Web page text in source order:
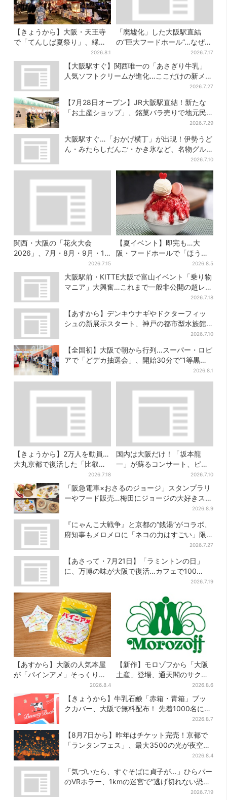
【きょうから】大阪・天王寺
で「てんしば夏祭り」、縁日
や盆踊り…涼しいスプラッシ
ュタイムも！2日間だけ
2026.8.1
「廃墟化」した大阪駅直結
の“巨大フードホール”…なぜ？
実は、梅田ランチ＆カフェの
穴場だった
2026.7.17
【大阪駅すぐ】関西唯一の「あさぎり牛乳」
人気ソフトクリームが進化…ここだけの新メニ
2026.7.27
【7月28日オープン】JR大阪駅直結！新たな
「お土産ショップ」、銘菓バラ売りで地元民
2026.7.29
大阪駅すぐ…「おかげ横丁」が出現！伊勢うど
ん・みたらしだんご・かき氷など、名物グル
2026.7.10
関西・大阪の「花火大会
2026」、7月・8月・9月・10
2026.7.15
【夏イベント】即完も…大
阪・フードホールで「ほうせ
き箱」の“限定かき氷”が復
活！一夜限りの盆踊りも
2026.8.5
大阪駅前・KITTE大阪で富山イベント「乗り物
マニア」大興奮…これまで一般非公開の超レア
2026.7.18
【あすから】デンキウナギやドクターフィッ
シュの新展示スタート、神戸の都市型水族館
2026.7.10
【全国初】大阪で朝から行列…スーパー・ロピ
アで「どデカ抽選会」、開始30分で“1等黒毛
2026.8.1
【きょうから】2万人を動員…
大丸京都で復活した「比叡山
お化け屋敷」、コース延長
で“怖さ”パワーアップ
2026.7.18
国内は大阪だけ！「坂本龍
一」が蘇るコンサート、ピア
ノを弾く姿を間近で…“涙腺が
崩壊”と絶賛の声
2026.7.10
「阪急電車×おさるのジョージ」スタンプラリ
ーやフード販売…梅田にジョージの大好きスイ
2026.8.9
『にゃんこ大戦争』と京都の“銭湯”がコラボ、
府知事もメロメロに「ネコの力はすごい」限
2026.7.27
【あさって・7月21日】「ラミントンの日」
に、万博の味が大阪で復活…カフェで100
2026.7.19
【あすから】大阪の人気本屋
が「パインアメ」そっくりの
ブックカバー開発、梅田で先
行販売
2026.8.4
【新作】モロゾフから「大阪
土産」登場、通天閣のサクサ
クスイーツ 6カ所で順次発売
2026.8.6
【きょうから】牛乳石鹸「赤箱・青箱」ブッ
クカバー、大阪で無料配布！ 先着1000名に
2026.8.7
【8月7日から】昨年はチケット完売！京都で
「ランタンフェス」、最大3500の光が夜空
2026.8.4
「気づいたら、すぐそばに貞子が…」ひらパー
のVRホラー、1kmの迷宮で”逃げ切れない恐
2026.7.19